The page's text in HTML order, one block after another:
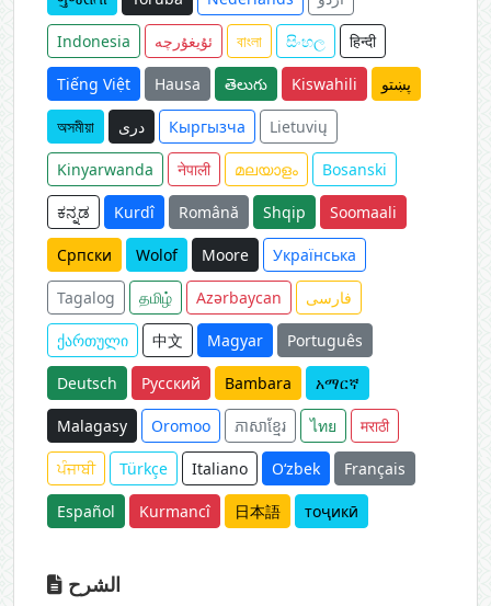
Indonesia ئۇيغۇرچە বাংলা සිංහල हिन्दी
Tiếng Việt Hausa తెలుగు Kiswahili پښتو
অসমীয়া دری Кыргызча Lietuvių
Kinyarwanda नेपाली മലയാളം Bosanski
ಕನ್ನಡ Kurdî Română Shqip Soomaali
Српски Wolof Moore Українська
Tagalog தமிழ் Azərbaycan فارسی
ქართული 中文 Magyar Português
Deutsch Русский Bambara አማርኛ
Malagasy Oromoo ភាសាខ្មែរ ไทย मराठी
ਪੰਜਾਬੀ Türkçe Italiano O‘zbek Français
Español Kurmancî 日本語 тоҷикӣ
الشرح